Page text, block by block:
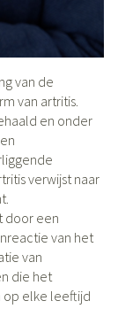
van de
van artritis.
en onder
verwijst naar
door een
van het
van
die het
op elke leeftijd